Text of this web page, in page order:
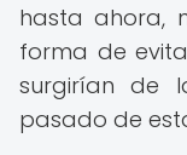
hasta ahora,
forma de
surgirían de
pasado de